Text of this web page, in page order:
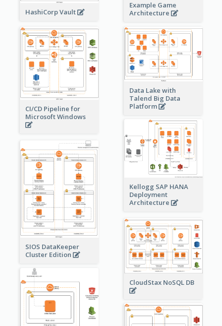
HashiCorp Vault
Example Game
Architecture
CI/CD Pipeline for
Microsoft Windows
Data Lake with
Talend Big Data
Platform
Kellogg SAP HANA
Deployment
Architecture
SIOS DataKeeper
Cluster Edition
CloudStax NoSQL DB